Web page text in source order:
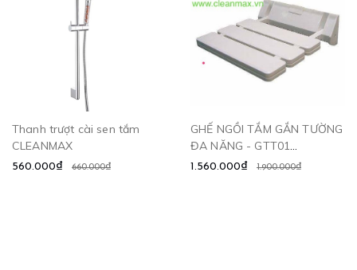
Thanh trượt cài sen tắm
CLEANMAX
560.000₫ 660.000₫
GHẾ NGỒI TẮM GẮN TƯỜNG
ĐA NĂNG - GTT01
CLEANMAX
1.560.000₫ 1.900.000₫